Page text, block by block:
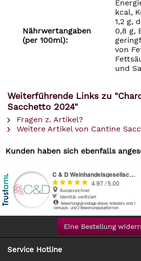
Nährwertangaben
(per 100ml):
kcal,
1,2 g,
0,8 g,
von
und
Weiterführende Links zu
Sacchetto 2024"
Fragen z. Artikel?
Weitere Artikel von Cantine
Kunden haben sich ebenfalls
Eine Bestellung
Service Hotline